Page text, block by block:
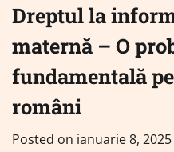
Dreptul la
maternă – O
fundamentală
români
Posted on ianuarie 8, 2025